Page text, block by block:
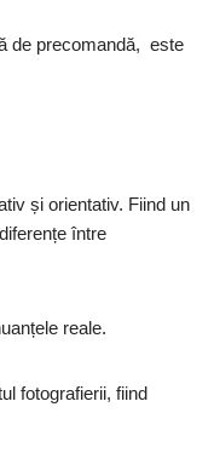
de precomandă, este
și orientativ. Fiind un
între
reale.
fotografierii, fiind